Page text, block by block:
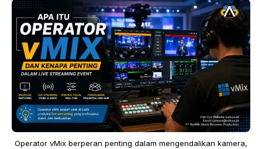
Operator vMix berperan penting dalam mengendalikan kamera,